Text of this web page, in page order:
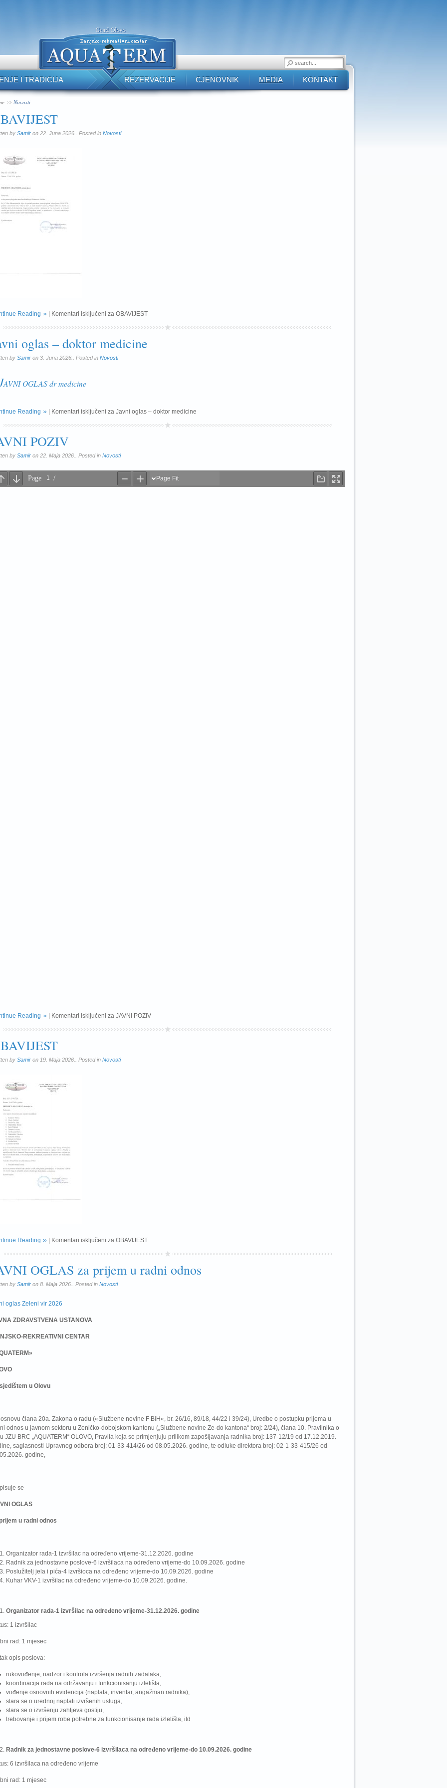
I TRADICIJA REZERVACIJE CJENOVNIK MEDIA KONTAKT
Novosti
by Samir on 22. Juna 2026.. Posted in Novosti
Reading Komentari isključeni za OBAVIJEST
oglas – doktor medicine
by Samir on 3. Juna 2026.. Posted in Novosti
AVNI OGLAS dr medicine
Reading Komentari isključeni za Javni oglas – doktor medicine
POZIV
by Samir on 22. Maja 2026.. Posted in Novosti
Reading Komentari isključeni za JAVNI POZIV
by Samir on 19. Maja 2026.. Posted in Novosti
Reading Komentari isključeni za OBAVIJEST
OGLAS za prijem u radni odnos
by Samir on 8. Maja 2026.. Posted in Novosti
oglas Zeleni vir 2026
ZDRAVSTVENA USTANOVA
REKREATIVNI CENTAR
u Olovu
člana 20a. Zakona o radu («Službene novine F BiH«, br. 26/16, 89/18, 44/22 i 39/24), Uredbe o postupku prijema u
odnos u javnom sektoru u Zeničko-dobojskom kantonu („Službene novine Ze-do kantona“ broj: 2/24), člana 10. Pravilnika o
JZU BRC „AQUATERM“ OLOVO, Pravila koja se primjenjuju prilikom zapošljavanja radnika broj: 137-12/19 od 17.12.2019.
saglasnosti Upravnog odbora broj: 01-33-414/26 od 08.05.2026. godine, te odluke direktora broj: 02-1-33-415/26 od
godine,
se
OGLAS
u radni odnos
Organizator rada-1 izvršilac na određeno vrijeme-31.12.2026. godine
Radnik za jednostavne poslove-6 izvršilaca na određeno vrijeme-do 10.09.2026. godine
Poslužitelj jela i pića-4 izvršioca na određeno vrijeme-do 10.09.2026. godine
Kuhar VKV-1 izvršilac na određeno vrijeme-do 10.09.2026. godine.
Organizator rada-1 izvršilac na određeno vrijeme-31.12.2026. godine
1 izvršilac
rad: 1 mjesec
opis poslova:
rukovođenje, nadzor i kontrola izvršenja radnih zadataka,
koordinacija rada na održavanju i funkcionisanju izletišta,
vođenje osnovnih evidencija (naplata, inventar, angažman radnika),
stara se o urednoj naplati izvršenih usluga,
stara se o izvršenju zahtjeva gostiju,
trebovanje i prijem robe potrebne za funkcionisanje rada izletišta, itd
Radnik za jednostavne poslove-6 izvršilaca na određeno vrijeme-do 10.09.2026. godine
6 izvršilaca na određeno vrijeme
rad: 1 mjesec